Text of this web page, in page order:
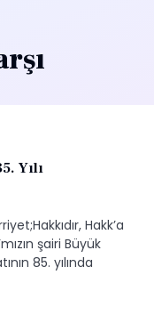
Yılı
Hakk’a
şairi Büyük
85. yılında